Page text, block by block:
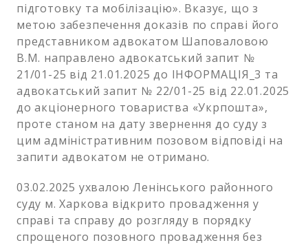
підготовку та мобілізацію». Вказує, що з
метою забезпечення доказів по справі його
представником адвокатом Шаповаловою
В.М. направлено адвокатський запит №
21/01-25 від 21.01.2025 до ІНФОРМАЦІЯ_3 та
адвокатський запит № 22/01-25 від 22.01.2025
до акціонерного товариства «Укрпошта»,
проте станом на дату звернення до суду з
цим адміністративним позовом відповіді на
запити адвокатом не отримано.
03.02.2025 ухвалою Ленінського районного
суду м. Харкова відкрито провадження у
справі та справу до розгляду в порядку
спрощеного позовного провадження без